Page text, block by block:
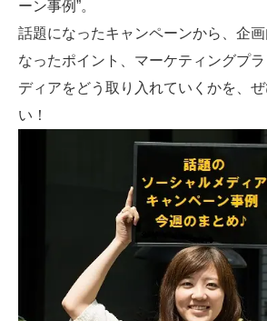
ーン事例”。
話題になったキャンペーンから、企
なったポイント、マーケティングプ
ディアをどう取り入れていくかを、
い！